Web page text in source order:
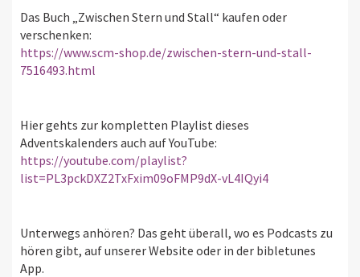
Das Buch „Zwischen Stern und Stall“ kaufen oder
verschenken:
https://www.scm-shop.de/zwischen-stern-und-stall-
7516493.html
Hier gehts zur kompletten Playlist dieses
Adventskalenders auch auf YouTube:
https://youtube.com/playlist?
list=PL3pckDXZ2TxFxim09oFMP9dX-vL4IQyi4
Unterwegs anhören? Das geht überall, wo es Podcasts zu
hören gibt, auf unserer Website oder in der bibletunes
App.